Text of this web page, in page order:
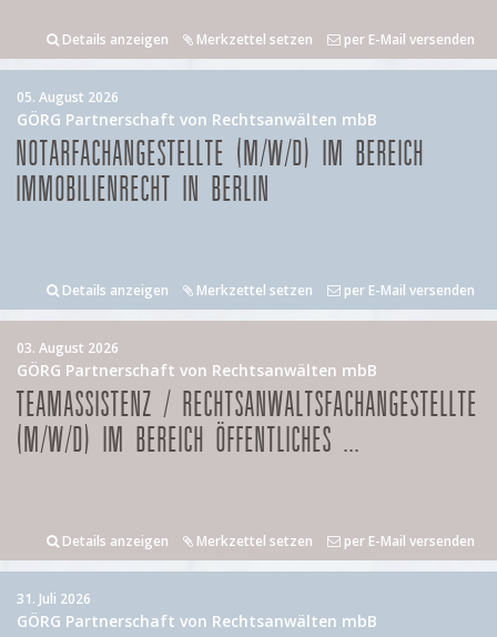
Details anzeigen Merkzettel setzen per E-Mail versenden
05. August 2026
GÖRG Partnerschaft von Rechtsanwälten mbB
NOTARFACHANGESTELLTE (M/W/D) IM BEREICH
IMMOBILIENRECHT IN BERLIN
Details anzeigen Merkzettel setzen per E-Mail versenden
03. August 2026
GÖRG Partnerschaft von Rechtsanwälten mbB
TEAMASSISTENZ / RECHTSANWALTSFACHANGESTELLTE
(M/W/D) IM BEREICH ÖFFENTLICHES ...
Details anzeigen Merkzettel setzen per E-Mail versenden
31. Juli 2026
GÖRG Partnerschaft von Rechtsanwälten mbB